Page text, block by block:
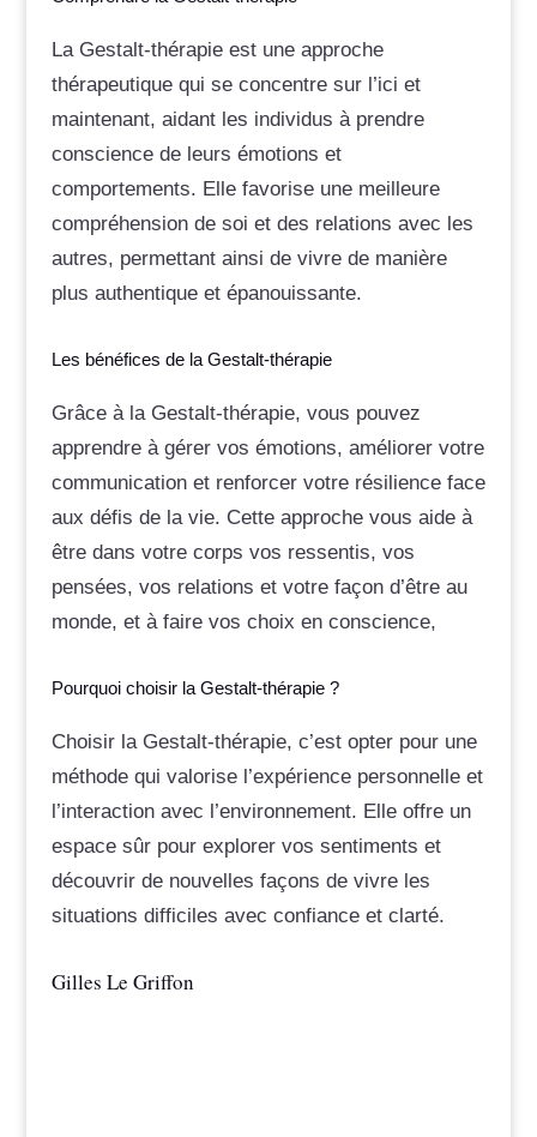
La Gestalt-thérapie est une approche
thérapeutique qui se concentre sur l’ici et
maintenant, aidant les individus à prendre
conscience de leurs émotions et
comportements. Elle favorise une meilleure
compréhension de soi et des relations avec les
autres, permettant ainsi de vivre de manière
plus authentique et épanouissante.
Les bénéfices de la Gestalt-thérapie
Grâce à la Gestalt-thérapie, vous pouvez
apprendre à gérer vos émotions, améliorer votre
communication et renforcer votre résilience face
aux défis de la vie. Cette approche vous aide à
être dans votre corps vos ressentis, vos
pensées, vos relations et votre façon d’être au
monde, et à faire vos choix en conscience,
Pourquoi choisir la Gestalt-thérapie ?
Choisir la Gestalt-thérapie, c’est opter pour une
méthode qui valorise l’expérience personnelle et
l’interaction avec l’environnement. Elle offre un
espace sûr pour explorer vos sentiments et
découvrir de nouvelles façons de vivre les
situations difficiles avec confiance et clarté.
Gilles Le Griffon